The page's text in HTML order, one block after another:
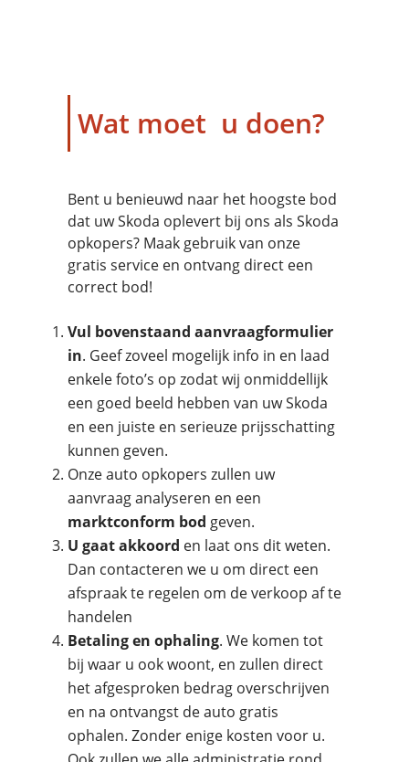
Wat moet u doen?
Bent u benieuwd naar het hoogste bod
dat uw Skoda oplevert bij ons als Skoda
opkopers? Maak gebruik van onze
gratis service en ontvang direct een
correct bod!
Vul bovenstaand aanvraagformulier
in. Geef zoveel mogelijk info in en laad
enkele foto’s op zodat wij onmiddellijk
een goed beeld hebben van uw Skoda
en een juiste en serieuze prijsschatting
kunnen geven.
Onze auto opkopers zullen uw
aanvraag analyseren en een
marktconform bod geven.
U gaat akkoord en laat ons dit weten.
Dan contacteren we u om direct een
afspraak te regelen om de verkoop af te
handelen
Betaling en ophaling. We komen tot
bij waar u ook woont, en zullen direct
het afgesproken bedrag overschrijven
en na ontvangst de auto gratis
ophalen. Zonder enige kosten voor u.